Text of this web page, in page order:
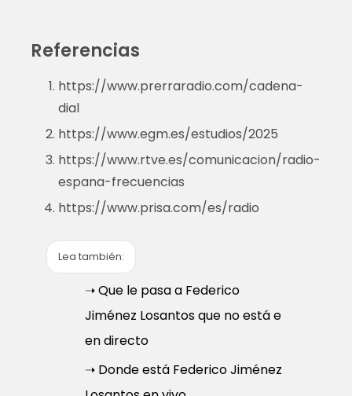
Referencias
https://www.prerraradio.com/cadena-
dial
https://www.egm.es/estudios/2025
https://www.rtve.es/comunicacion/radio-
espana-frecuencias
https://www.prisa.com/es/radio
Lea también:
➝ Que le pasa a Federico
Jiménez Losantos que no está e
en directo
➝ Donde está Federico Jiménez